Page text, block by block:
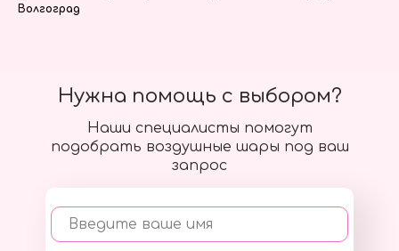
Волгоград
Наши специалисты помогут
подобрать воздушные шары под ваш
запрос
Введите ваше имя
Нужна помощь с выбором?